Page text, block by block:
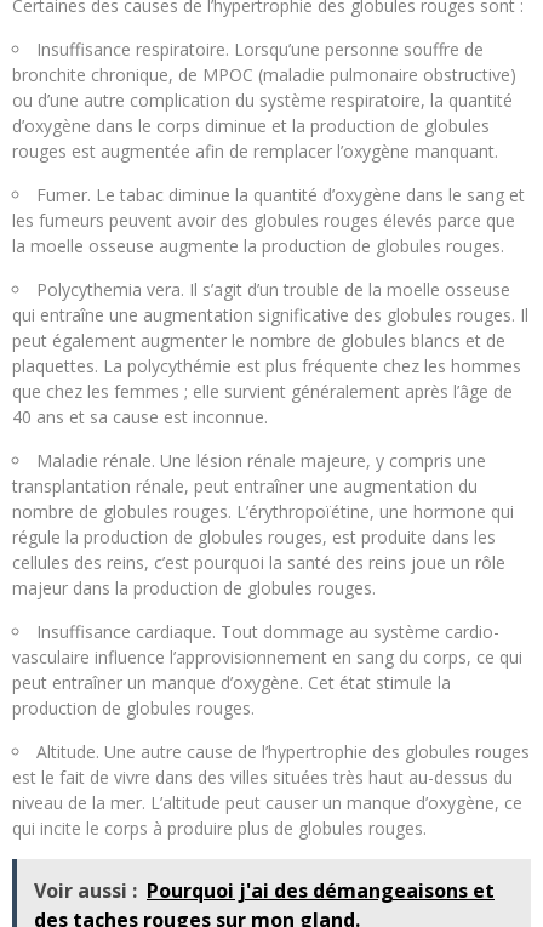
Certaines des causes de l’hypertrophie des globules rouges sont :
Insuffisance respiratoire. Lorsqu’une personne souffre de
bronchite chronique, de MPOC (maladie pulmonaire obstructive)
ou d’une autre complication du système respiratoire, la quantité
d’oxygène dans le corps diminue et la production de globules
rouges est augmentée afin de remplacer l’oxygène manquant.
Fumer. Le tabac diminue la quantité d’oxygène dans le sang et
les fumeurs peuvent avoir des globules rouges élevés parce que
la moelle osseuse augmente la production de globules rouges.
Polycythemia vera. Il s’agit d’un trouble de la moelle osseuse
qui entraîne une augmentation significative des globules rouges. Il
peut également augmenter le nombre de globules blancs et de
plaquettes. La polycythémie est plus fréquente chez les hommes
que chez les femmes ; elle survient généralement après l’âge de
40 ans et sa cause est inconnue.
Maladie rénale. Une lésion rénale majeure, y compris une
transplantation rénale, peut entraîner une augmentation du
nombre de globules rouges. L’érythropoïétine, une hormone qui
régule la production de globules rouges, est produite dans les
cellules des reins, c’est pourquoi la santé des reins joue un rôle
majeur dans la production de globules rouges.
Insuffisance cardiaque. Tout dommage au système cardio-
vasculaire influence l’approvisionnement en sang du corps, ce qui
peut entraîner un manque d’oxygène. Cet état stimule la
production de globules rouges.
Altitude. Une autre cause de l’hypertrophie des globules rouges
est le fait de vivre dans des villes situées très haut au-dessus du
niveau de la mer. L’altitude peut causer un manque d’oxygène, ce
qui incite le corps à produire plus de globules rouges.
Voir aussi : Pourquoi j'ai des démangeaisons et
des taches rouges sur mon gland.